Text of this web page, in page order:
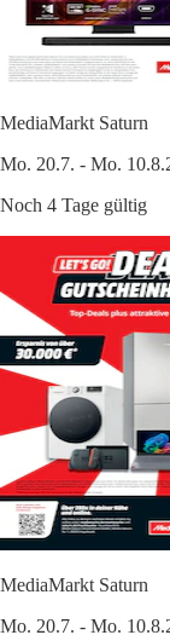
MediaMarkt Saturn
Mo. 20.7. - Mo.
Noch 4 Tage gültig
MediaMarkt Saturn
Mo. 20.7. - Mo.